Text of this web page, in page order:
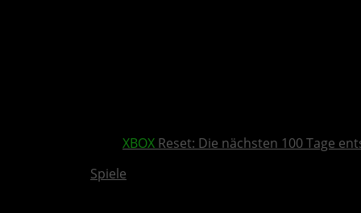
XBOX Reset: Die nächsten 100 Tage
Spiele